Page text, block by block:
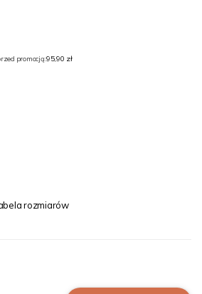
promocją:95,90 zł
rozmiarów